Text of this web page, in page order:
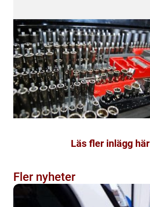
Läs fler inlägg här
Fler nyheter